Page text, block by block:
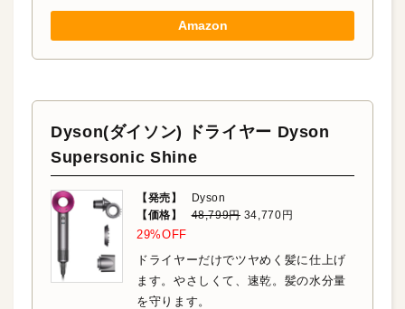
Amazon
Dyson(ダイソン) ドライヤー Dyson
Supersonic Shine
【発売】
Dyson
【価格】
48,799円 34,770円
29%OFF
ドライヤーだけでツヤめく髪に仕上げ
ます。やさしくて、速乾。髪の水分量
を守ります。